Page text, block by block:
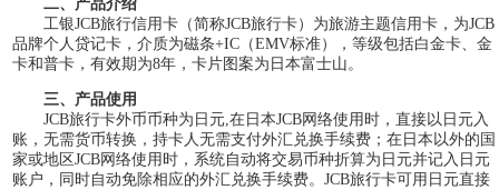
二、产品介绍
工银JCB旅行信用卡（简称JCB旅行卡）为旅游主题信用卡，为JCB
品牌个人贷记卡，介质为磁条+IC（EMV标准），等级包括白金卡、金
卡和普卡，有效期为8年，卡片图案为日本富士山。
三、产品使用
JCB旅行卡外币币种为日元,在日本JCB网络使用时，直接以日元入
账，无需货币转换，持卡人无需支付外汇兑换手续费；在日本以外的国
家或地区JCB网络使用时，系统自动将交易币种折算为日元并记入日元
账户，同时自动免除相应的外汇兑换手续费。JCB旅行卡可用日元直接